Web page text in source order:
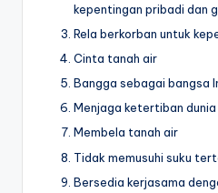
kepentingan pribadi dan
Rela berkorban untuk
Cinta tanah air
Bangga sebagai bangsa
Menjaga ketertiban dunia
Membela tanah air
Tidak memusuhi suku
Bersedia kerjasama